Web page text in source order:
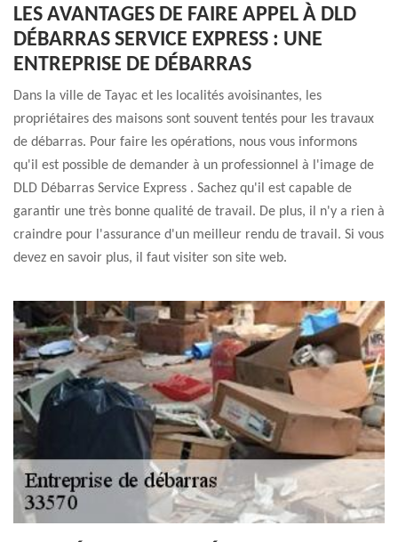
LES AVANTAGES DE FAIRE APPEL À DLD
DÉBARRAS SERVICE EXPRESS : UNE
ENTREPRISE DE DÉBARRAS
Dans la ville de Tayac et les localités avoisinantes, les
propriétaires des maisons sont souvent tentés pour les travaux
de débarras. Pour faire les opérations, nous vous informons
qu'il est possible de demander à un professionnel à l'image de
DLD Débarras Service Express . Sachez qu'il est capable de
garantir une très bonne qualité de travail. De plus, il n'y a rien à
craindre pour l'assurance d'un meilleur rendu de travail. Si vous
devez en savoir plus, il faut visiter son site web.